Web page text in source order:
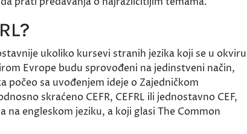
ukoliko kursevi stranih jezika koji se u okviru
Evrope budu sprovođeni na jedinstveni način,
počeo sa uvođenjem ideje o Zajedničkom
skraćeno CEFR, CEFRL ili jednostavno CEF,
engleskom jeziku, a koji glasi The Common